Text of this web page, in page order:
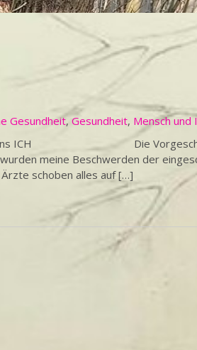
Gesundheit, Gesundheit, Mensch und
ins ICH Die Vorgeschichte
meine Beschwerden der
schoben alles auf […]